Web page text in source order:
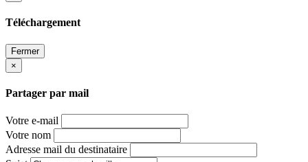
Téléchargement
Fermer
×
Partager par mail
Votre e-mail
Votre nom
Adresse mail du destinataire